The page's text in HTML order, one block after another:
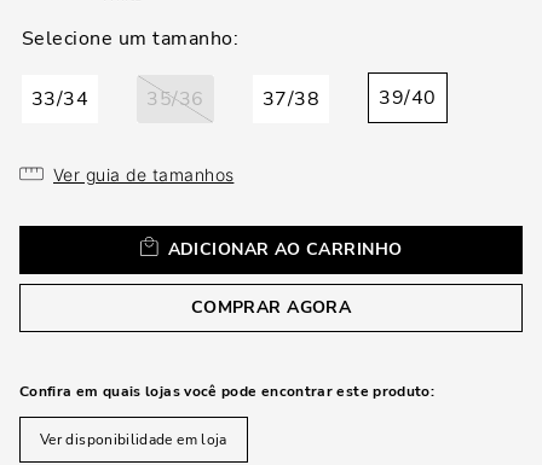
33/34 35/36 37/38 39/40
Ver guia de tamanhos
ADICIONAR AO CARRINHO
COMPRAR AGORA
Confira em quais lojas você pode encontrar este produto:
Ver disponibilidade em loja